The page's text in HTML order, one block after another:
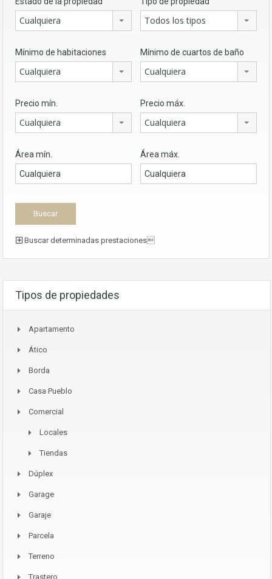
Cualquiera Todos los tipos
Mínimo de habitaciones
Cualquiera
Mínimo de cuartos de baño
Cualquiera
Precio mín.
Cualquiera
Precio máx.
Cualquiera
Área mín. Área máx.
Buscar determinadas prestaciones
Tipos de propiedades
Apartamento
Ático
Borda
Casa Pueblo
Comercial
Locales
Tiendas
Dúplex
Garage
Garaje
Parcela
Terreno
Trastero